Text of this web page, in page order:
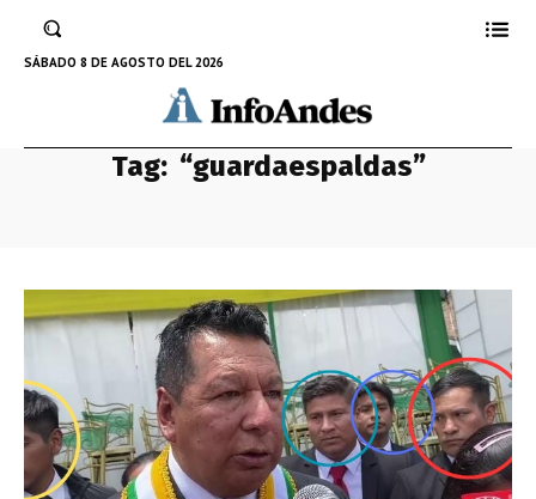
SÁBADO 8 DE AGOSTO DEL 2026
Tag: “guardaespaldas”